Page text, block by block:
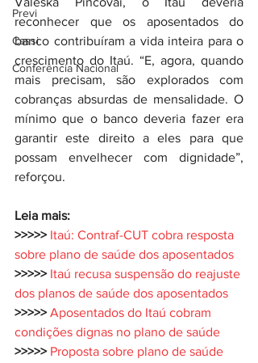
Previ
Cassi
Conferência Nacional
reconhecer que os aposentados do
banco contribuíram a vida inteira para o
crescimento do Itaú. “E, agora, quando
mais precisam, são explorados com
cobranças absurdas de mensalidade. O
mínimo que o banco deveria fazer era
garantir este direito a eles para que
possam envelhecer com dignidade”,
reforçou.
Leia mais:
>>>>> Itaú: Contraf-CUT cobra resposta
sobre plano de saúde dos aposentados
>>>>> Itaú recusa suspensão do reajuste
dos planos de saúde dos aposentados
>>>>> Aposentados do Itaú cobram
condições dignas no plano de saúde
>>>>> Proposta sobre plano de saúde